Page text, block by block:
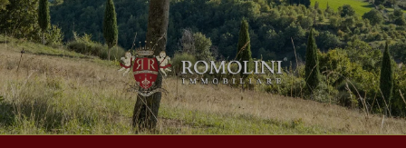
€ $ £
Sprache: